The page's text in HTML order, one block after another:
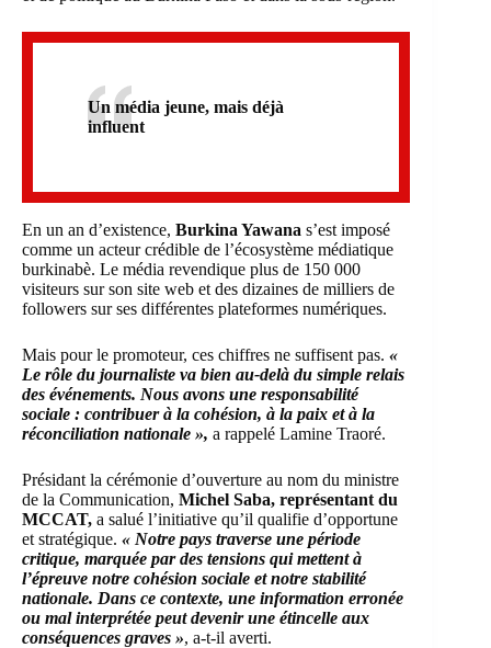
Un média jeune, mais déjà
influent
En un an d’existence, Burkina Yawana s’est imposé
comme un acteur crédible de l’écosystème médiatique
burkinabè. Le média revendique plus de 150 000
visiteurs sur son site web et des dizaines de milliers de
followers sur ses différentes plateformes numériques.
Mais pour le promoteur, ces chiffres ne suffisent pas. «
Le rôle du journaliste va bien au-delà du simple relais
des événements. Nous avons une responsabilité
sociale : contribuer à la cohésion, à la paix et à la
réconciliation nationale », a rappelé Lamine Traoré.
Présidant la cérémonie d’ouverture au nom du ministre
de la Communication, Michel Saba, représentant du
MCCAT, a salué l’initiative qu’il qualifie d’opportune
et stratégique. « Notre pays traverse une période
critique, marquée par des tensions qui mettent à
l’épreuve notre cohésion sociale et notre stabilité
nationale. Dans ce contexte, une information erronée
ou mal interprétée peut devenir une étincelle aux
conséquences graves », a-t-il averti.